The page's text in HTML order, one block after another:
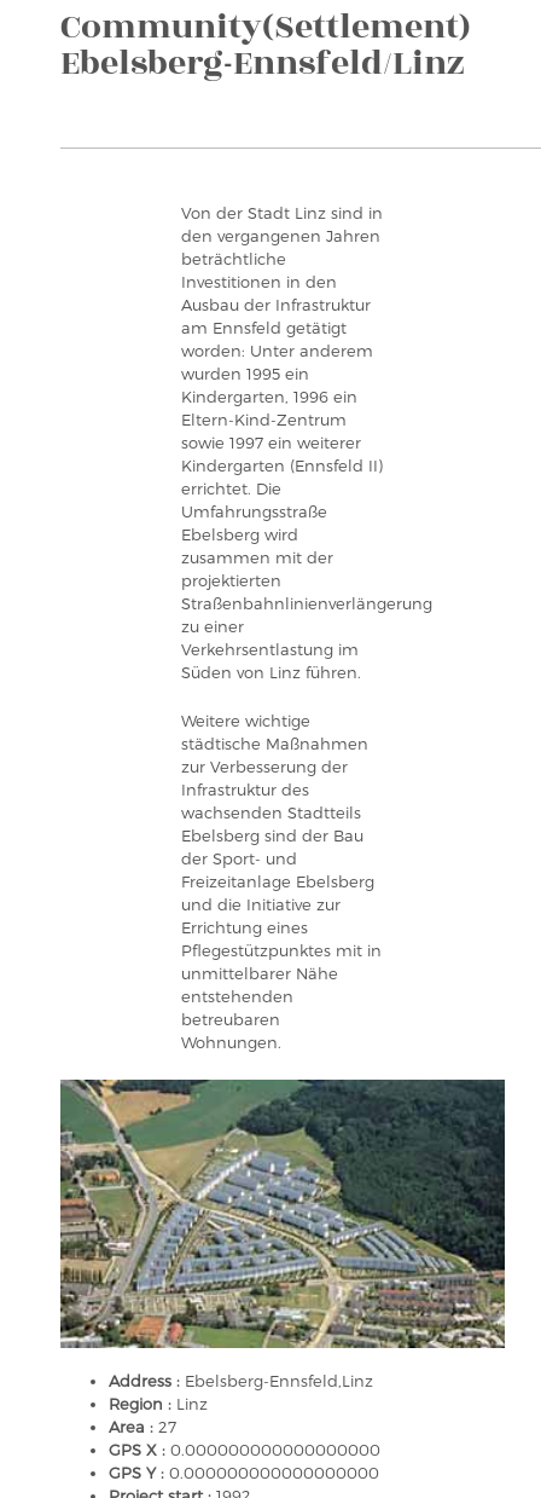
Community(Settlement)
Ebelsberg-Ennsfeld/Linz
Von der Stadt Linz sind in
den vergangenen Jahren
beträchtliche
Investitionen in den
Ausbau der Infrastruktur
am Ennsfeld getätigt
worden: Unter anderem
wurden 1995 ein
Kindergarten, 1996 ein
Eltern-Kind-Zentrum
sowie 1997 ein weiterer
Kindergarten (Ennsfeld II)
errichtet. Die
Umfahrungsstraße
Ebelsberg wird
zusammen mit der
projektierten
Straßenbahnlinienverlängerung
zu einer
Verkehrsentlastung im
Süden von Linz führen.
Weitere wichtige
städtische Maßnahmen
zur Verbesserung der
Infrastruktur des
wachsenden Stadtteils
Ebelsberg sind der Bau
der Sport- und
Freizeitanlage Ebelsberg
und die Initiative zur
Errichtung eines
Pflegestützpunktes mit in
unmittelbarer Nähe
entstehenden
betreubaren
Wohnungen.
Address : Ebelsberg-Ennsfeld,Linz
Region : Linz
Area : 27
GPS X : 0.000000000000000000
GPS Y : 0.000000000000000000